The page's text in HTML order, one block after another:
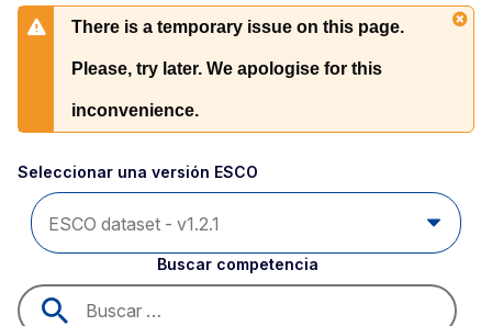
There is a temporary issue on this page.
Please, try later. We apologise for this
inconvenience.
Seleccionar una versión ESCO
Buscar competencia